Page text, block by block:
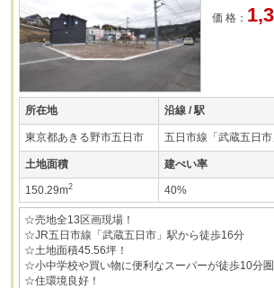
価 格：
所在地 沿線 / 駅
東京都あきる野市五日市 五日市線「武蔵五日市
土地面積 建ぺい率
150.29m2 40%
☆売地全13区画現場！
☆JR五日市線「武蔵五日市」駅から徒歩16分
☆土地面積45.56坪！
☆小中学校や買い物に便利なスーパーが徒歩10分
☆住環境良好！